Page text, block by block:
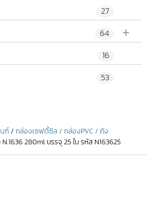
27
+
64
16
53
ฑ์/กล่องเซฟตี้ซิล / กล่องPVC / ถัง
280ml บรรจุ 25 ใบ รหัส N163625